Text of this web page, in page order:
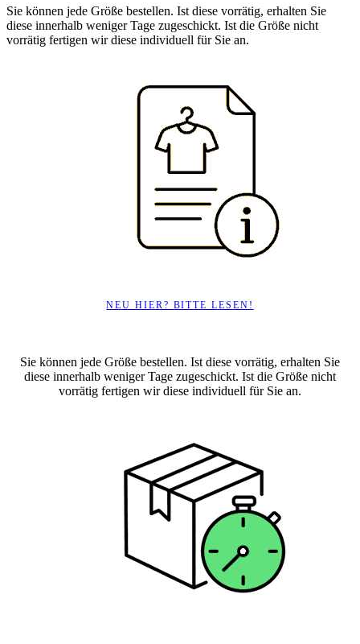
Sie können jede Größe bestellen. Ist diese vorrätig, erhalten Sie
diese innerhalb weniger Tage zugeschickt. Ist die Größe nicht
vorrätig fertigen wir diese individuell für Sie an.
NEU HIER? BITTE LESEN!
Sie können jede Größe bestellen. Ist diese vorrätig, erhalten Sie
diese innerhalb weniger Tage zugeschickt. Ist die Größe nicht
vorrätig fertigen wir diese individuell für Sie an.